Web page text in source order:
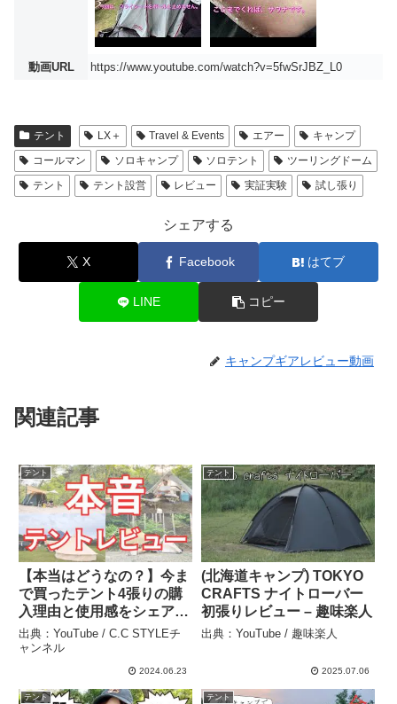
動画URL https://www.youtube.com/watch?v=5fwSrJBZ_L0
テント LX＋ Travel & Events エアー
キャンプ
コールマン
ソロキャンプ ソロテント
ツーリングドーム
テント
テント設営 レビュー 実証実験 試し張り
シェアする
X Facebook はてブ
LINE コピー
キャンプギアレビュー動画
関連記事
テント
【本当はどうなの？】今ま
で買ったテント4張りの購
入理由と使用感をシェアし
ます – C.C STYLEチャン
ネル
出典：YouTube / C.C STYLEチ
ャンネル
2024.06.23
テント
(北海道キャンプ) TOKYO
CRAFTS ナイトローバー
初張りレビュー – 趣味楽人
出典：YouTube / 趣味楽人
2025.07.06
テント テント